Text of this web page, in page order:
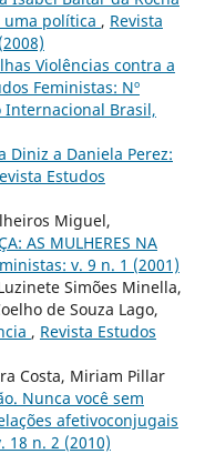
uma política , Revista
Violências contra a
Feministas: Nº
Internacional Brasil,
Diniz a Daniela Perez:
Estudos
Miguel,
AS MULHERES NA
v. 9 n. 1 (2001)
Simões Minella,
de Souza Lago,
, Revista Estudos
Costa, Miriam Pillar
Nunca você sem
afetivoconjugais
18 n. 2 (2010)